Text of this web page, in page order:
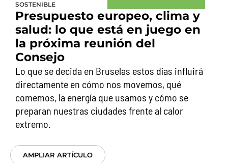
SOSTENIBLE
Presupuesto europeo, clima y
salud: lo que está en juego en
la próxima reunión del
Consejo
Lo que se decida en Bruselas estos días influirá
directamente en cómo nos movemos, qué
comemos, la energía que usamos y cómo se
preparan nuestras ciudades frente al calor
extremo.
AMPLIAR ARTÍCULO